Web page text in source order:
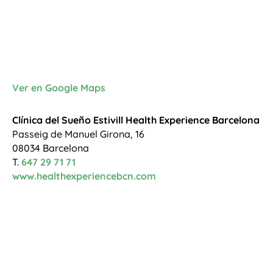
Ver en Google Maps
Clínica del Sueño Estivill Health Experience Barcelona
Passeig de Manuel Girona, 16
08034 Barcelona
T. 647 29 71 71
www.healthexperiencebcn.com